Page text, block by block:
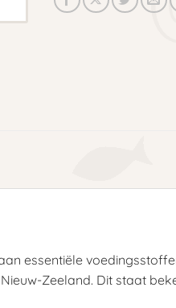
essentiële
Zeeland. Dit staat